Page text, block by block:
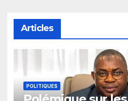
Articles
POLITIQUES